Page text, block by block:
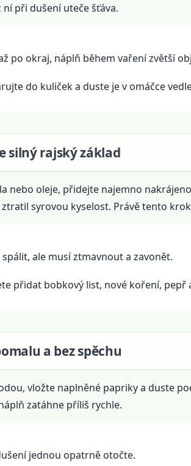
při dušení uteče šťáva.
po okraj, náplň během vaření zvětší
do kuliček a duste je v omáčce
silný rajský základ
nebo oleje, přidejte najemno
syrovou kyselost. Právě tento
ale musí ztmavnout a zavonět.
přidat bobkový list, nové koření, pepř
a bez spěchu
vložte naplněné papriky a duste
zatáhne příliš rychle.
jednou opatrně otočte.